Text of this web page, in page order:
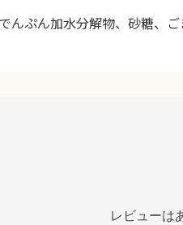
ぷん加水分解物、砂糖、
レビューは